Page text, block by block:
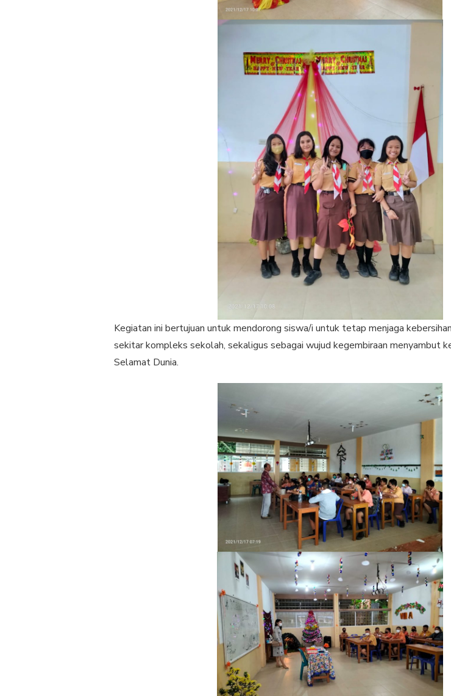
Kegiatan ini bertujuan untuk mendorong siswa/i untuk tetap menjaga
sekitar kompleks sekolah, sekaligus sebagai wujud kegembiraan menyambut
Selamat Dunia.